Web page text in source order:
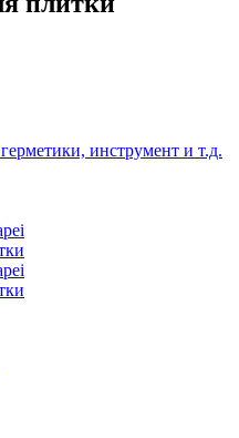
инструмент и т.д.